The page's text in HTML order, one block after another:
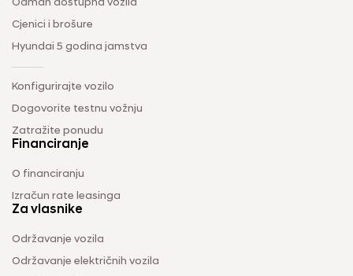
Odmah dostupna vozila
Cjenici i brošure
Hyundai 5 godina jamstva
Konfigurirajte vozilo
Dogovorite testnu vožnju
Zatražite ponudu
Financiranje
O financiranju
Izračun rate leasinga
Za vlasnike
Održavanje vozila
Održavanje električnih vozila